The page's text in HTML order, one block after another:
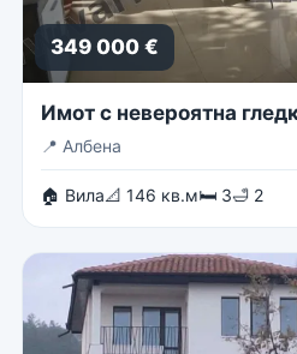
349 000 €
Имот с невероятна
📍 Албена
🏠 Вила📐 146 кв.м🛏 3🛁 2